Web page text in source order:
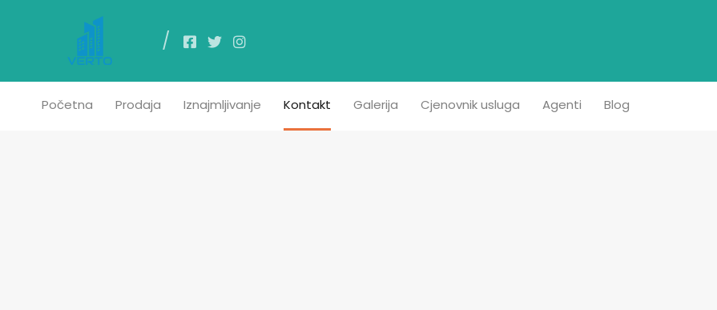
Početna Prodaja Iznajmljivanje Kontakt Galerija Cjenovnik usluga Agenti Blog